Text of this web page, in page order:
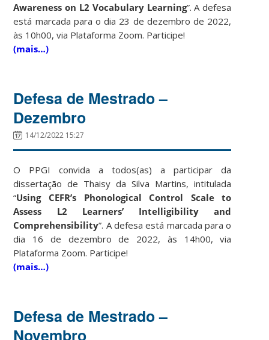
Awareness on L2 Vocabulary Learning”. A defesa
está marcada para o dia 23 de dezembro de 2022,
às 10h00, via Plataforma Zoom. Participe!
(mais…)
Defesa de Mestrado –
Dezembro
14/12/2022 15:27
O PPGI convida a todos(as) a participar da
dissertação de Thaisy da Silva Martins, intitulada
“Using CEFR’s Phonological Control Scale to
Assess L2 Learners’ Intelligibility and
Comprehensibility”. A defesa está marcada para o
dia 16 de dezembro de 2022, às 14h00, via
Plataforma Zoom. Participe!
(mais…)
Defesa de Mestrado –
Novembro